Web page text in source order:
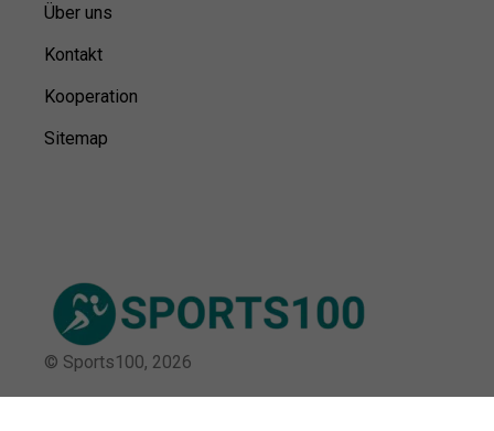
Über uns
Kontakt
Kooperation
Sitemap
© Sports100, 2026